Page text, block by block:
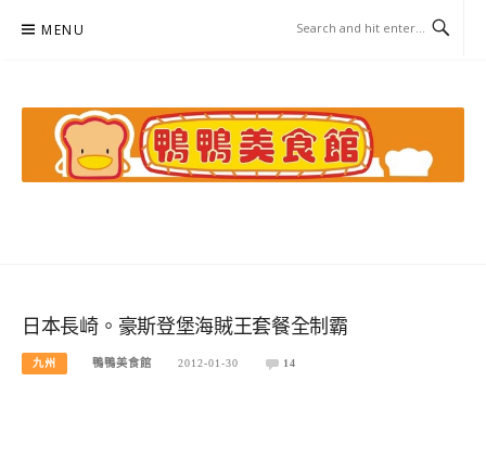
MENU
日本長崎。豪斯登堡海賊王套餐全制霸
九州 鴨鴨美食館 2012-01-30 14